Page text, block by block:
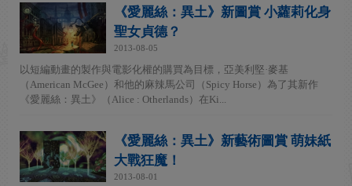
《愛麗絲：異土》新圖賞 小蘿莉化身
聖女貞德？
2013-08-05
以短編動畫的製作與電影化權的購買為目標，亞美利堅·麥基
（American McGee）和他的麻辣馬公司（Spicy Horse）為了其新作
《愛麗絲：異土》（Alice : Otherlands）在Ki...
《愛麗絲：異土》新藝術圖賞 萌妹紙
大戰狂魔！
2013-08-01